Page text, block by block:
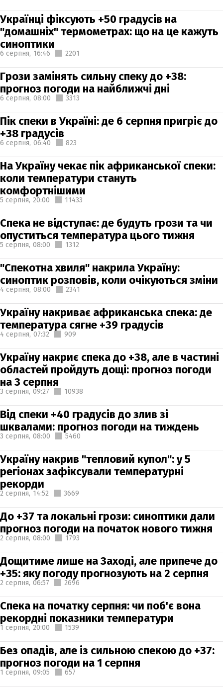
Українці фіксують +50 градусів на
"домашніх" термометрах: що на це кажуть
синоптики
6 серпня, 16:46 2201
Грози замінять сильну спеку до +38:
прогноз погоди на найближчі дні
6 серпня, 08:00 3313
Пік спеки в Україні: де 6 серпня пригріє до
+38 градусів
6 серпня, 06:40 823
На Україну чекає пік африканської спеки:
коли температури стануть
комфортнішими
5 серпня, 20:00 11433
Спека не відступає: де будуть грози та чи
опуститься температура цього тижня
5 серпня, 08:00 1312
"Спекотна хвиля" накрила Україну:
синоптик розповів, коли очікуються зміни
4 серпня, 08:00 2341
Україну накриває африканська спека: де
температура сягне +39 градусів
4 серпня, 07:32 909
Україну накриє спека до +38, але в частині
областей пройдуть дощі: прогноз погоди
на 3 серпня
3 серпня, 09:27 10938
Від спеки +40 градусів до злив зі
шквалами: прогноз погоди на тиждень
3 серпня, 08:00 5460
Україну накрив "тепловий купол": у 5
регіонах зафіксували температурні
рекорди
2 серпня, 14:52 3669
До +37 та локальні грози: синоптики дали
прогноз погоди на початок нового тижня
2 серпня, 08:00 1793
Дощитиме лише на Заході, але припече до
+35: яку погоду прогнозують на 2 серпня
2 серпня, 06:57 2696
Спека на початку серпня: чи поб'є вона
рекордні показники температури
1 серпня, 20:00 1539
Без опадів, але із сильною спекою до +37:
прогноз погоди на 1 серпня
1 серпня, 09:05 657